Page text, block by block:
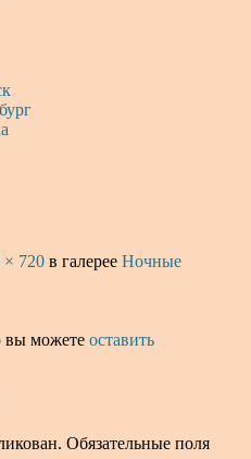
× 720 в галерее Ночные
вы можете оставить
Обязательные поля